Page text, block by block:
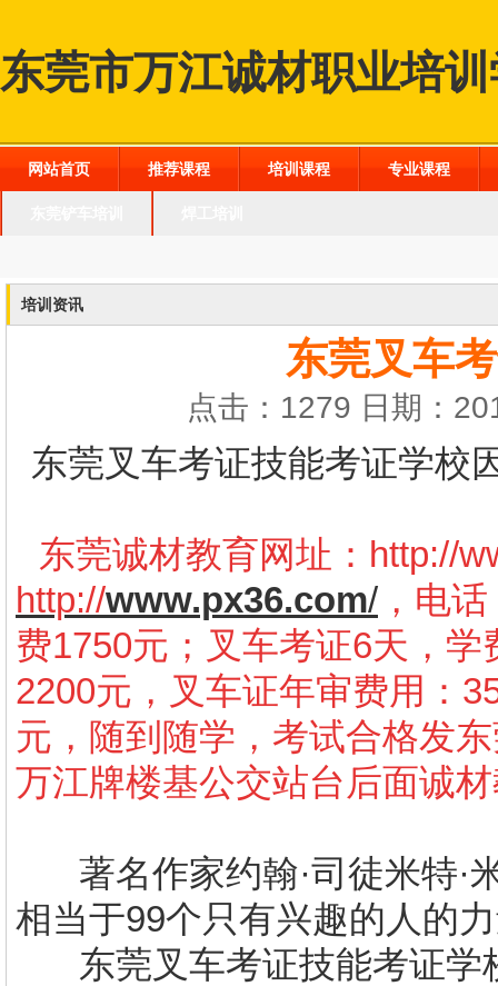
东莞市万江诚材职业培
网站首页 推荐课程 培训课程 专业课程
培训资讯
东莞叉车
点击：1279 日期：
东莞叉车考证技能考证学校
东莞诚材教育网址： http://
http://www.px36.com/ ，电
费1750元；叉车考证6天，
2200元，叉车证年审费用：
元，随到随学，考试合格发
万江牌楼基公交站台后面诚
著名作家约翰·司徒米特·
相当于99个只有兴趣的人的
东莞叉车考证技能考证学